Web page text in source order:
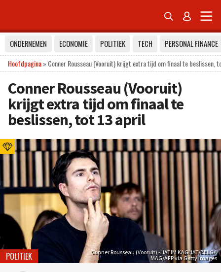
 
ONDERNEMEN ECONOMIE POLITIEK TECH
PERSONAL FINANCE
Hoofdpagina» Conner Rousseau (Vooruit) krijgt extra tijd om finaal te beslissen,
Conner Rousseau (Vooruit)
krijgt extra tijd om finaal te
beslissen, tot 13 april
Conner Rousseau (Vooruit) -HATIM KAGHAT/BELGA
MAG/AFP via Getty Images
POLITIEK